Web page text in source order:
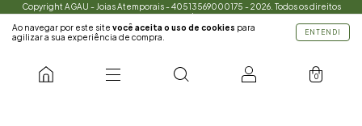
Ao navegar por este site você aceita o uso de cookies para
agilizar a sua experiência de compra.
ENTENDI
0
Copyright AGAU - Joias Atemporais - 40513569000175 - 2026. Todos os direitos
reservados.